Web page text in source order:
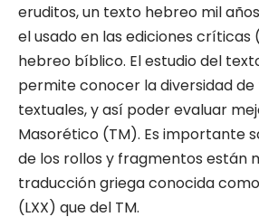
eruditos, un texto hebreo mil
el usado en las ediciones
hebreo bíblico. El estudio del
permite conocer la diversidad
textuales, y así poder evaluar
Masorético (TM). Es importante
de los rollos y fragmentos están
traducción griega conocida
(LXX) que del TM.